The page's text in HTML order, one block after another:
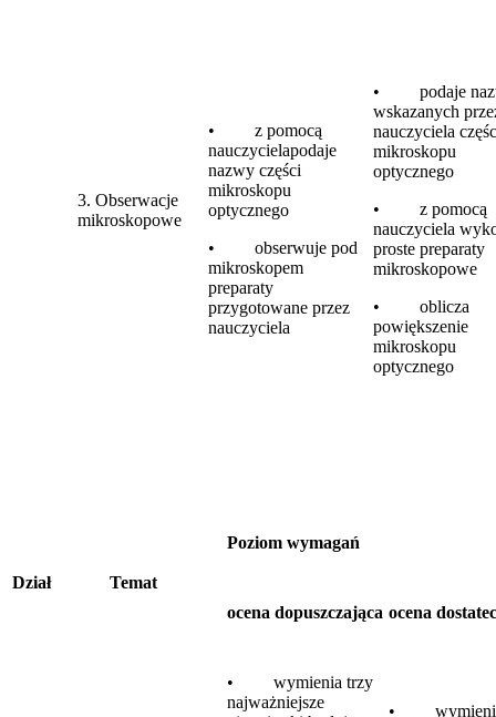
3. Obserwacje
mikroskopowe
• z pomocą
nauczycielapodaje
nazwy części
mikroskopu
optycznego
• obserwuje pod
mikroskopem
preparaty
przygotowane przez
nauczyciela
• podaje
wskazanych
nauczyciela
mikroskopu
optycznego
• z pomocą
nauczyciela
proste preparaty
mikroskopowe
• oblicza
powiększenie
mikroskopu
optycznego
Dział Temat
Poziom wymagań
ocena dopuszczająca ocena
• wymienia trzy
najważniejsze
•